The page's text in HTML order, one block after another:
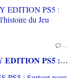
…
[TEST] RAYMAN 30TH ANNIVERSARY EDITION PS5 : Un grand hommage pour un jeu qui a marqué l'histoire du Jeu Vidéo!